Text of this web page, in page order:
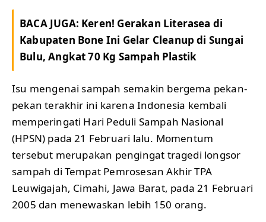
BACA JUGA: Keren! Gerakan Literasea di
Kabupaten Bone Ini Gelar Cleanup di Sungai
Bulu, Angkat 70 Kg Sampah Plastik
Isu mengenai sampah semakin bergema pekan-
pekan terakhir ini karena Indonesia kembali
memperingati Hari Peduli Sampah Nasional
(HPSN) pada 21 Februari lalu. Momentum
tersebut merupakan pengingat tragedi longsor
sampah di Tempat Pemrosesan Akhir TPA
Leuwigajah, Cimahi, Jawa Barat, pada 21 Februari
2005 dan menewaskan lebih 150 orang.